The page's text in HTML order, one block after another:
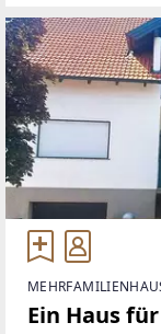
Ein Haus